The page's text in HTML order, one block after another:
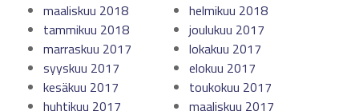
maaliskuu 2018
helmikuu 2018
tammikuu 2018
joulukuu 2017
marraskuu 2017
lokakuu 2017
syyskuu 2017
elokuu 2017
kesäkuu 2017
toukokuu 2017
huhtikuu 2017
maaliskuu 2017